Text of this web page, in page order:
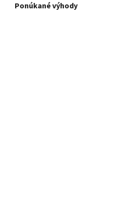
Ponúkané výhody